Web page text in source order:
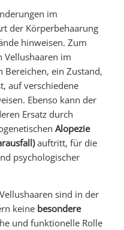
im
der Körperbehaarung
hinweisen. Zum
Vellushaaren im
Bereichen, ein Zustand,
auf verschiedene
Ebenso kann der
Ersatz durch
Alopezie
auftritt, für die
psychologischer
sind in der
keine besondere
und funktionelle Rolle